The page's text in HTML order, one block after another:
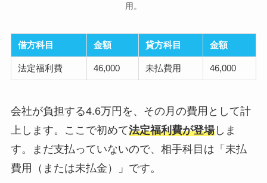
用。
借方科目 金額 貸方科目 金額
法定福利費 46,000 未払費用 46,000
会社が負担する4.6万円を、その月の費用として計
上します。ここで初めて法定福利費が登場しま
す。まだ支払っていないので、相手科目は「未払
費用（または未払金）」です。